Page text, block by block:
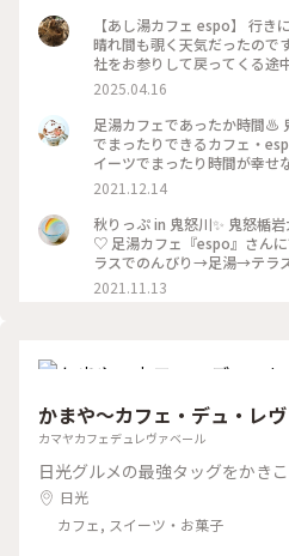
【あし湯カフェ espo】 行き
晴れ間も覗く天気だったので
社をお参りして戻ってくる途
☔ 駆け足で吊橋を渡ってそ
す☕️ こちらのカフェはホテ
です 宿泊してなくてもカフェ
にあし湯利用ですと伝えると
もらえます(*´꒳`*) 雨に濡れ
かいコーヒーを頂こうかと思
がらなのでせっかくだから鬼
した🍓 サイダーは人工的な
のイチゴの味がしてめちゃ美
はお手洗いをお借りした際に
ロビーを通るんですが 何故
してびっくり🐻‍❄️ｶﾞｵｰ あとお
っぷ日光
2025.04.16
足湯カフェであったか時間♨️ 鬼怒楯岩大吊橋を見ながら足湯
でまったりできるカフェ・
イーツでまったり時間が幸
ルク🍓のドリンクをいただき
しながらなのでちょうどよか
などが中に入っている、珈琲
ヒーパウダーの紅葉🍁が秋ら
吊橋は途中までしか渡れなか
を楽しめてよかったです✨
ど、慣れてくると心地よくて
カフェ #カフェ巡り #スイー
な毎日
2021.12.14
秋りっぷ in 鬼怒川✨ 鬼怒楯
♡ 足湯カフェ『espo』さん
ラスでのんびり→足湯→テラ
れをエンドレスで（笑） ブル
です🧊）が 青空とリンクし
2021.11.13
かまや～カフェ・デュ・レ
カマヤカフェデュレヴァベール
日光グルメの最強タッグをかき
日光
カフェ, スイーツ・お菓子